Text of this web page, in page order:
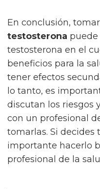
En conclusión, tomar
testosterona
testosterona en el
beneficios para la
tener efectos
lo tanto, es
discutan los riesgos
con un profesional
tomarlas. Si decides
importante hacerlo
profesional de la